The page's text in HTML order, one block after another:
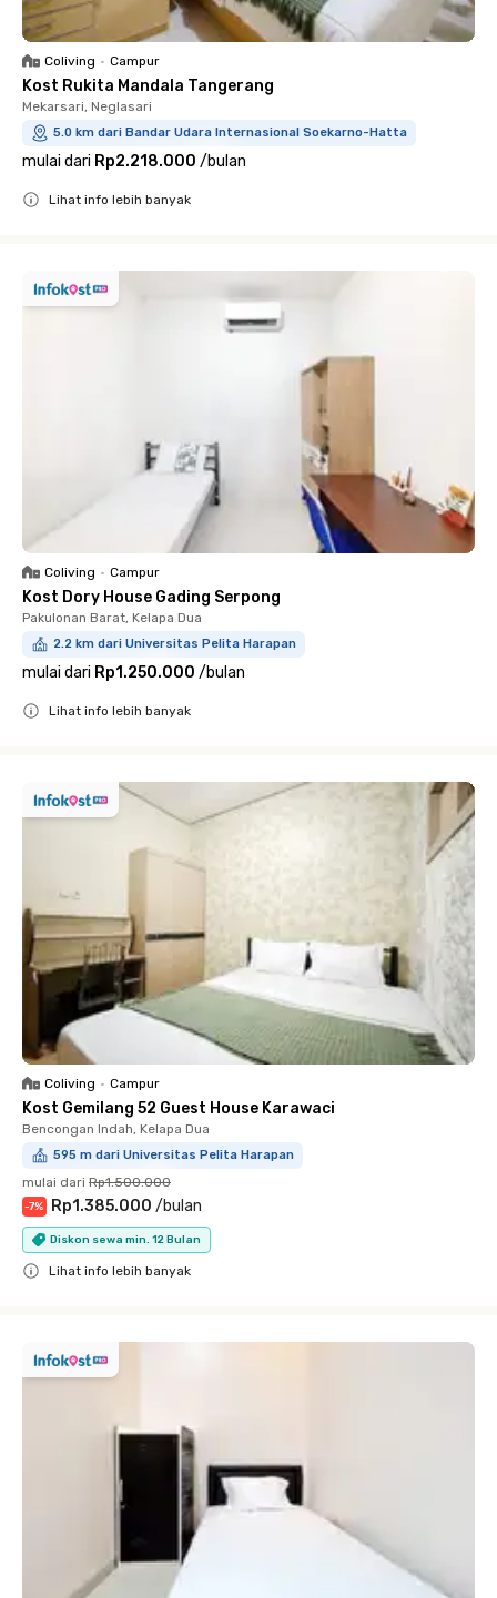
Coliving • Campur
Kost Rukita Mandala Tangerang
Mekarsari, Neglasari
5.0 km dari Bandar Udara Internasional Soekarno-Hatta
mulai dari Rp2.218.000 /bulan
Lihat info lebih banyak
Coliving • Campur
Kost Dory House Gading Serpong
Pakulonan Barat, Kelapa Dua
2.2 km dari Universitas Pelita Harapan
mulai dari Rp1.250.000 /bulan
Lihat info lebih banyak
Coliving • Campur
Kost Gemilang 52 Guest House Karawaci
Bencongan Indah, Kelapa Dua
595 m dari Universitas Pelita Harapan
mulai dari Rp1.500.000
-7% Rp1.385.000 /bulan
Diskon sewa min. 12 Bulan
Lihat info lebih banyak